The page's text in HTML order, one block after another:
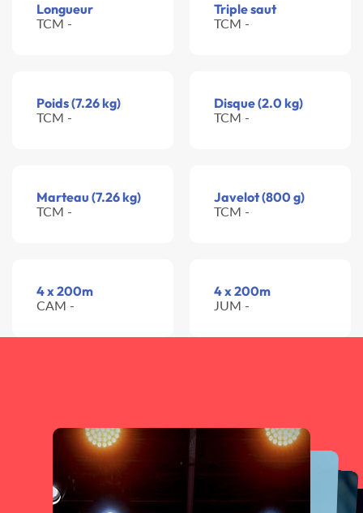
Longueur
TCM -
Triple saut
TCM -
Poids (7.26 kg)
TCM -
Disque (2.0 kg)
TCM -
Marteau (7.26 kg)
TCM -
Javelot (800 g)
TCM -
4 x 200m
CAM -
4 x 200m
JUM -